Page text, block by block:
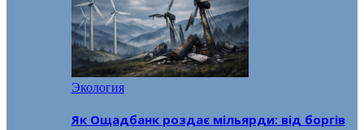
Экология
Як Ощадбанк роздає мільярди: від боргів